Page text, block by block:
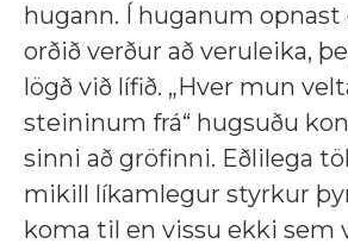
hugann. Í huganum
orðið verður að veruleika,
lögð við lífið. „Hver mun
steininum frá“ hugsuðu
sinni að gröfinni. Eðlilega
mikill líkamlegur styrkur
koma til en vissu ekki sem